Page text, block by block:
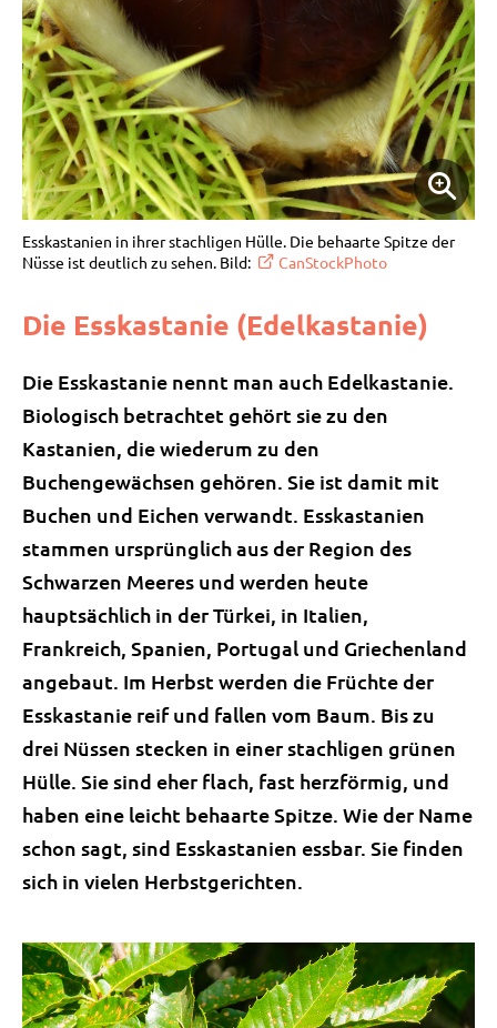
Esskastanien in ihrer stachligen Hülle. Die behaarte Spitze der
Nüsse ist deutlich zu sehen. Bild:
CanStockPhoto
Die Esskastanie (Edelkastanie)
Die Esskastanie nennt man auch Edelkastanie.
Biologisch betrachtet gehört sie zu den
Kastanien, die wiederum zu den
Buchengewächsen gehören. Sie ist damit mit
Buchen und Eichen verwandt. Esskastanien
stammen ursprünglich aus der Region des
Schwarzen Meeres und werden heute
hauptsächlich in der Türkei, in Italien,
Frankreich, Spanien, Portugal und Griechenland
angebaut. Im Herbst werden die Früchte der
Esskastanie reif und fallen vom Baum. Bis zu
drei Nüssen stecken in einer stachligen grünen
Hülle. Sie sind eher flach, fast herzförmig, und
haben eine leicht behaarte Spitze. Wie der Name
schon sagt, sind Esskastanien essbar. Sie finden
sich in vielen Herbstgerichten.